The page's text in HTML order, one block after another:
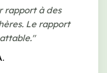
rapport à des
Le rapport